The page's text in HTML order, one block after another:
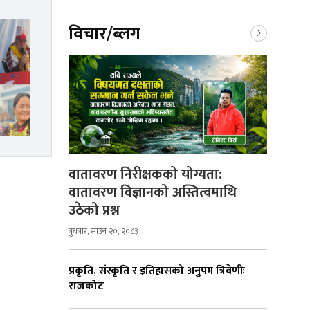
विचार/ब्लग
वातावरण निरीक्षकको योग्यता:
वातावरण विज्ञानको अस्तित्वमाथि
उठेको प्रश्न
बुधबार, साउन २०, २०८३
प्रकृति, संस्कृति र इतिहासको अनुपम त्रिवेणीः
राजकोट